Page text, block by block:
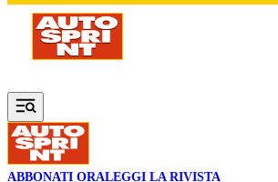
Vai al contenuto principale
ABBONATI ORALEGGI LA RIVISTA